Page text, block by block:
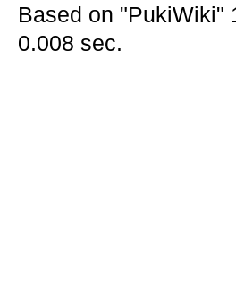
Based on "PukiWiki"
0.008 sec.